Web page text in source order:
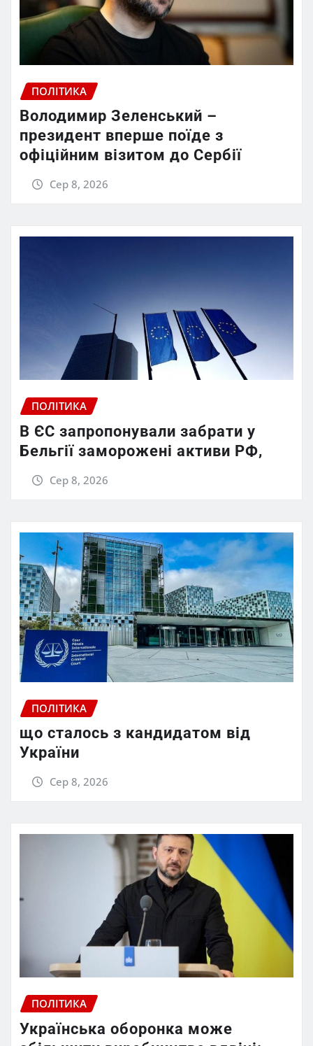
ПОЛІТИКА
Володимир Зеленський –
президент вперше поїде з
офіційним візитом до Сербії
Сер 8, 2026
ПОЛІТИКА
В ЄС запропонували забрати у
Бельгії заморожені активи РФ,
Сер 8, 2026
ПОЛІТИКА
що сталось з кандидатом від
України
Сер 8, 2026
ПОЛІТИКА
Українська оборонка може